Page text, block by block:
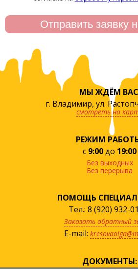
МЫ ЖДЁМ
г. Владимир, ул.
смотреть на
РЕЖИМ
с 9:00до 19:00
Без выходных
Без перерыва
ПОМОЩЬ
Тел.: 8 (920) 932-
Заказать обратный
E-mail:
ДОКУМЕНТЫ: